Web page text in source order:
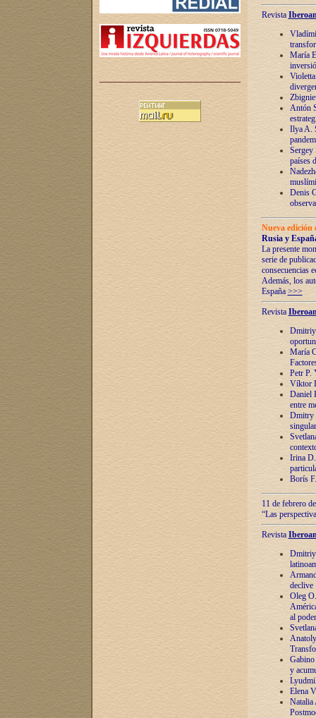
Revista
María
Antón
Ilya A.
Sergey
países
Denis
Nueva
Rusia y
La presente
serie de
consecuencias
Además, los
España >>>
Revista
Dmitriy
María
Petr P.
Víktor
Daniel
entre
Dmitry
Irina
Borís
11 de febrero
“Las
Revista
Dmitriy
declive
Oleg
al poder
y
Elena
Natalia